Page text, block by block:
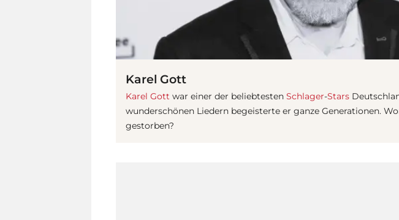
Karel Gott
Karel Gott war einer der beliebtesten Schlager-Stars
wunderschönen Liedern begeisterte er ganze Generationen.
gestorben?